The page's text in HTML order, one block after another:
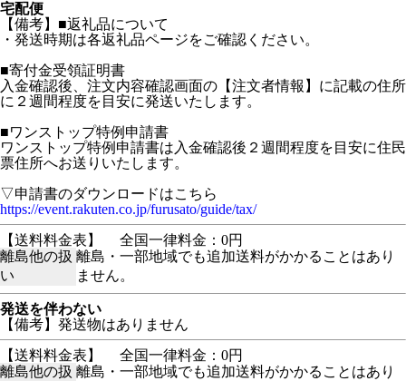
宅配便
【備考】■返礼品について
・発送時期は各返礼品ページをご確認ください。
■寄付金受領証明書
入金確認後、注文内容確認画面の【注文者情報】に記載の住所
に２週間程度を目安に発送いたします。
■ワンストップ特例申請書
ワンストップ特例申請書は入金確認後２週間程度を目安に住民
票住所へお送りいたします。
▽申請書のダウンロードはこちら
https://event.rakuten.co.jp/furusato/guide/tax/
【送料料金表】
全国一律料金：0円
離島他の扱
い
離島・一部地域でも追加送料がかかることはあり
ません。
発送を伴わない
【備考】発送物はありません
【送料料金表】
全国一律料金：0円
離島他の扱 離島・一部地域でも追加送料がかかることはあり